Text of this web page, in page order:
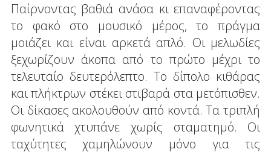
Παίρνοντας βαθιά ανάσα κι επαναφέροντας
το φακό στο μουσικό μέρος, το πράγμα
μοιάζει και είναι αρκετά απλό. Οι μελωδίες
ξεχωρίζουν άκοπα από το πρώτο μέχρι το
τελευταίο δευτερόλεπτο. Το δίπολο κιθάρας
και πλήκτρων στέκει στιβαρά στα μετόπισθεν.
Οι δίκασες ακολουθούν από κοντά. Τα τριπλή
φωνητικά χτυπάνε χωρίς σταματημό. Οι
ταχύτητες χαμηλώνουν μόνο για τις